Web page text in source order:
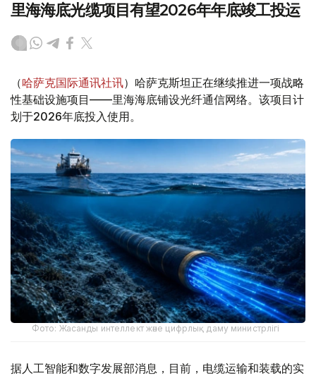
里海海底光缆项目有望2026年年底竣工投运
（哈萨克国际通讯社讯）哈萨克斯坦正在继续推进一项战略
性基础设施项目——里海海底铺设光纤通信网络。该项目计
划于2026年底投入使用。
Фото: Жасанды интеллект және цифрлық даму министрлігі
据人工智能和数字发展部消息，目前，电缆运输和装载的实